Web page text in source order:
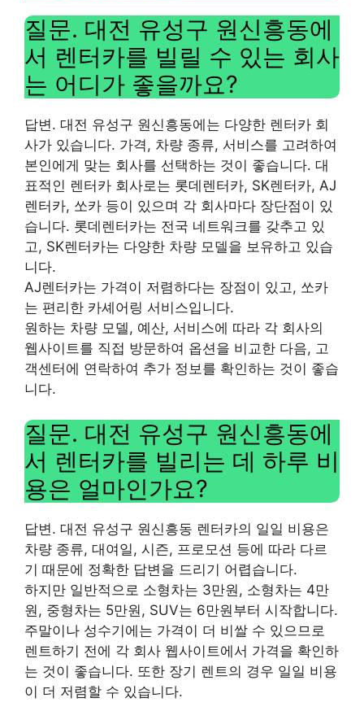
질문. 대전 유성구 원신흥동에
서 렌터카를 빌릴 수 있는 회사
는 어디가 좋을까요?
답변. 대전 유성구 원신흥동에는 다양한 렌터카 회
사가 있습니다. 가격, 차량 종류, 서비스를 고려하여
본인에게 맞는 회사를 선택하는 것이 좋습니다. 대
표적인 렌터카 회사로는 롯데렌터카, SK렌터카, AJ
렌터카, 쏘카 등이 있으며 각 회사마다 장단점이 있
습니다. 롯데렌터카는 전국 네트워크를 갖추고 있
고, SK렌터카는 다양한 차량 모델을 보유하고 있습
니다.
AJ렌터카는 가격이 저렴하다는 장점이 있고, 쏘카
는 편리한 카셰어링 서비스입니다.
원하는 차량 모델, 예산, 서비스에 따라 각 회사의
웹사이트를 직접 방문하여 옵션을 비교한 다음, 고
객센터에 연락하여 추가 정보를 확인하는 것이 좋습
니다.
질문. 대전 유성구 원신흥동에
서 렌터카를 빌리는 데 하루 비
용은 얼마인가요?
답변. 대전 유성구 원신흥동 렌터카의 일일 비용은
차량 종류, 대여일, 시즌, 프로모션 등에 따라 다르
기 때문에 정확한 답변을 드리기 어렵습니다.
하지만 일반적으로 소형차는 3만원, 소형차는 4만
원, 중형차는 5만원, SUV는 6만원부터 시작합니다.
주말이나 성수기에는 가격이 더 비쌀 수 있으므로
렌트하기 전에 각 회사 웹사이트에서 가격을 확인하
는 것이 좋습니다. 또한 장기 렌트의 경우 일일 비용
이 더 저렴할 수 있습니다.